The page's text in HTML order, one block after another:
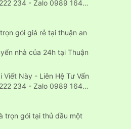
234 - Zalo 0989 164…
nhà của 24h tại Thuận
Viết Này - Liên Hệ Tư Vấn
234 - Zalo 0989 164…